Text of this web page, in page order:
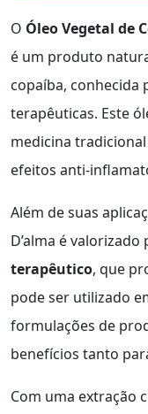
O Óleo Vegetal de
é um produto
copaíba, conhecida
terapêuticas. Este
medicina
efeitos anti-
Além de suas
D’alma é
terapêutico, que
pode ser utilizado
formulações de
benefícios tanto
Com uma extração